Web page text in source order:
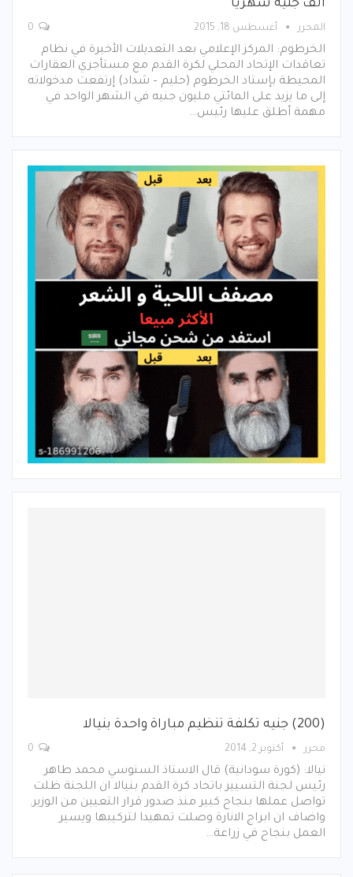
ألف جنيه شهريا
المحرر أغسطس 18, 2015
الخرطوم: المركز الإعلامي بعد التعديلات الأخيرة في نظام
تعاقدات الإتحاد المحلي لكرة القدم مع مستأجري العقارات
المحيطة بإستاد الخرطوم (حليم – شداد) إرتفعت مدخولاته
إلى ما يزيد على المائتي مليون جنيه في الشهر الواحد في
مهمة أطلق عليها رئيس…
(200) جنيه تكلفة تنظيم مباراة واحدة بنيالا
محرر أكتوبر 2, 2014
نيالا: (كورة سودانية) قال الاستاذ السنوسي محمد طاهر
رئيس لجنة التسيير باتحاد كرة القدم بنيالا ان اللجنة ظلت
تواصل عملها بنجاح كبير منذ صدور قرار التعيين من الوزير.
واضاف ان ابراج الانارة وصلت تمهيدا لتركيبها ويسير
العمل بنجاح في زراعة…